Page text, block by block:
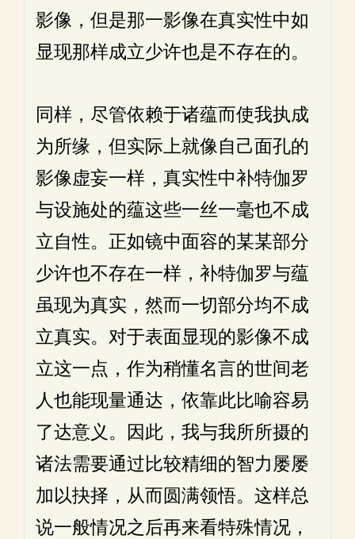
影像，但是那一影像在真实性中如
显现那样成立少许也是不存在的。
同样，尽管依赖于诸蕴而使我执成
为所缘，但实际上就像自己面孔的
影像虚妄一样，真实性中补特伽罗
与设施处的蕴这些一丝一毫也不成
立自性。正如镜中面容的某某部分
少许也不存在一样，补特伽罗与蕴
虽现为真实，然而一切部分均不成
立真实。对于表面显现的影像不成
立这一点，作为稍懂名言的世间老
人也能现量通达，依靠此比喻容易
了达意义。因此，我与我所所摄的
诸法需要通过比较精细的智力屡屡
加以抉择，从而圆满领悟。这样总
说一般情况之后再来看特殊情况，